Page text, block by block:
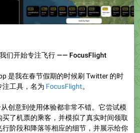
们开始专注飞行 —— FocusFlight
是我在春节假期的时候刷 Twitter 的时
注工具，名为 FocusFlight。
创意到使用体验都非常不错。它尝试模
了机票的乘客，并模拟了真实时间领取
行阶段和降落等相应的细节，并展示给你